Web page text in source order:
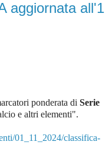
aggiornata all'1
ponderata di Serie
e altri elementi".
01_11_2024/classifica-